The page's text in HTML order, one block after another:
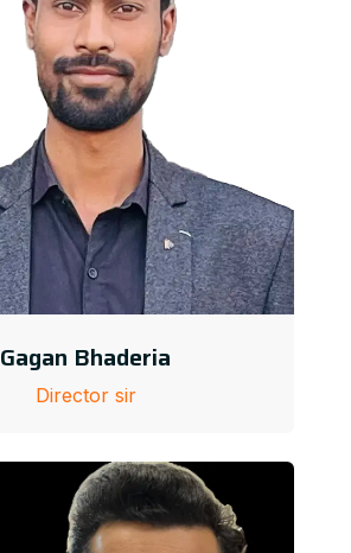
Gagan Bhaderia
Director sir